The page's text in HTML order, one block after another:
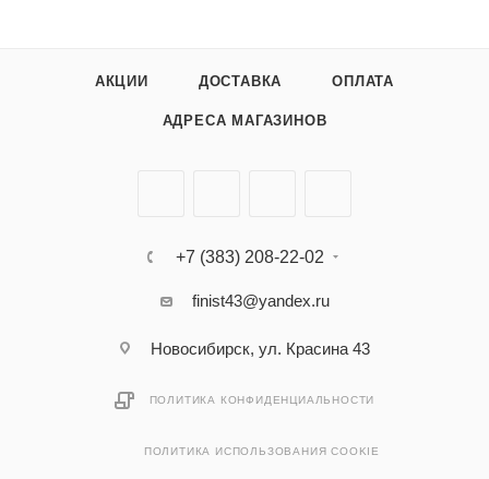
АКЦИИ ДОСТАВКА ОПЛАТА
АДРЕСА МАГАЗИНОВ
+7 (383) 208-22-02
finist43@yandex.ru
Новосибирск, ул. Красина 43
ПОЛИТИКА КОНФИДЕНЦИАЛЬНОСТИ
ПОЛИТИКА ИСПОЛЬЗОВАНИЯ COOKIE